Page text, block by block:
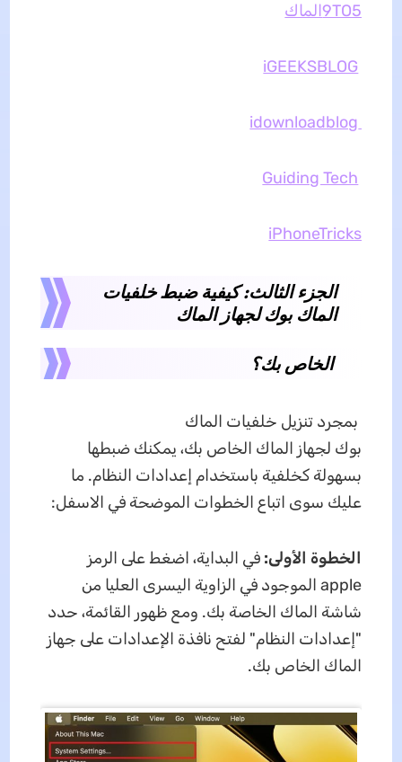
9TO5الماك
iGEEKSBLOG
Guiding Tech
iPhoneTricks
الجزء الثالث: كيفية ضبط خلفيات
الماك بوك لجهاز الماك
الخاص بك؟
بمجرد تنزيل خلفيات الماك
بوك لجهاز الماك الخاص بك، يمكنك ضبطها
بسهولة كخلفية باستخدام إعدادات النظام. ما
عليك سوى اتباع الخطوات الموضحة في الاسفل:
الخطوة الأولى: في البداية، اضغط على الرمز
apple الموجود في الزاوية اليسرى العليا من
شاشة الماك الخاصة بك. ومع ظهور القائمة، حدد
"إعدادات النظام" لفتح نافذة الإعدادات على جهاز
الماك الخاص بك.